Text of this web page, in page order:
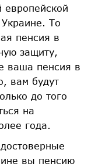
То
пенсия в
защиту,
ваша пенсия в
вам будут
до того
на
года.
вы пенсию